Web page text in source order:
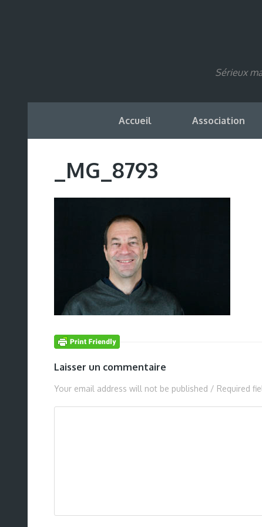
Sérieux
Accueil Association
_MG_8793
Laisser un commentaire
Your email address will not be published / Required